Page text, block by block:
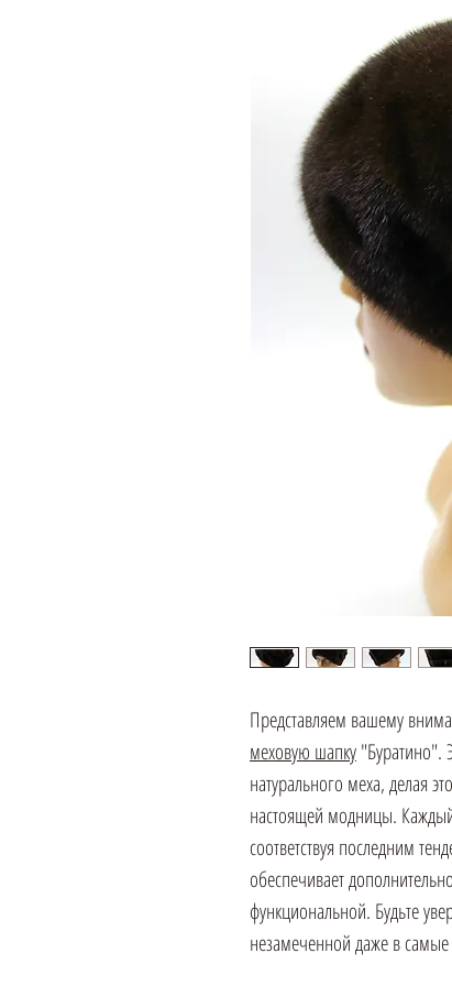
Представляем вашему
меховую шапку"Буратино".
натурального меха, делая
настоящей модницы.
соответствуя последним
обеспечивает
функциональной. Будьте
незамеченной даже в